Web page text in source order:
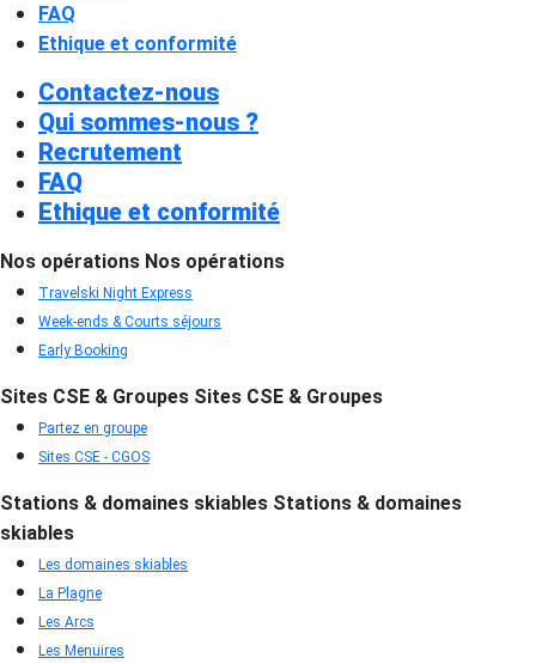
FAQ
Ethique et conformité
Contactez-nous
Qui sommes-nous ?
Recrutement
FAQ
Ethique et conformité
Nos opérations Nos opérations
Travelski Night Express
Week-ends & Courts séjours
Early Booking
Sites CSE & Groupes Sites CSE & Groupes
Partez en groupe
Sites CSE - CGOS
Stations & domaines skiables Stations & domaines
skiables
Les domaines skiables
La Plagne
Les Arcs
Les Menuires